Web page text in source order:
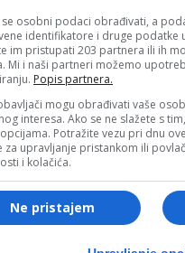
se osobni podaci obrađivati, a
identifikatore i druge podatke
im pristupati 203 partnera ili ih
Mi i naši partneri možemo
Popis partnera.
mogu obrađivati vaše
interesa. Ako se ne slažete s
Potražite vezu pri dnu
za upravljanje pristankom ili
i kolačića.
Ne pristajem